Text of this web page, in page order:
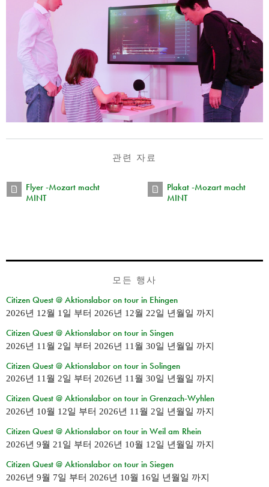
관련 자료
Flyer -Mozart macht
MINT
Plakat -Mozart macht
MINT
모든 행사
Citizen Quest @ Aktionslabor on tour in Ehingen
2026년 12월 1일 부터 2026년 12월 22일 년월일 까지
Citizen Quest @ Aktionslabor on tour in Singen
2026년 11월 2일 부터 2026년 11월 30일 년월일 까지
Citizen Quest @ Aktionslabor on tour in Solingen
2026년 11월 2일 부터 2026년 11월 30일 년월일 까지
Citizen Quest @ Aktionslabor on tour in Grenzach-Wyhlen
2026년 10월 12일 부터 2026년 11월 2일 년월일 까지
Citizen Quest @ Aktionslabor on tour in Weil am Rhein
2026년 9월 21일 부터 2026년 10월 12일 년월일 까지
Citizen Quest @ Aktionslabor on tour in Siegen
2026년 9월 7일 부터 2026년 10월 16일 년월일 까지